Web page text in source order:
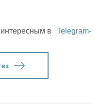
в
Telegram-